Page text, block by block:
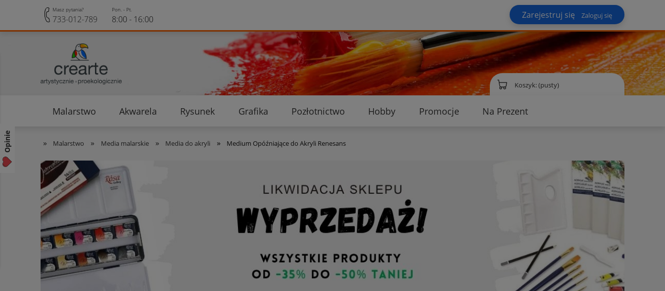
Zarejestruj się Zaloguj się
Koszyk:(pusty)
Malarstwo Akwarela Rysunek Grafika Pozłotnictwo Hobby Promocje
Na Prezent
» Malarstwo » Media malarskie » Media do akryli » Medium Opóźniające do Akryli Renesans
Masz pytania?
733-012-789
Pon. - Pt.
8:00 - 16:00
Opinie